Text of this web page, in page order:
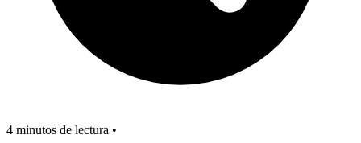
4 minutos de lectura •